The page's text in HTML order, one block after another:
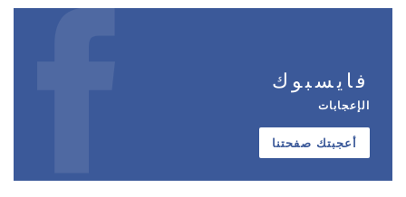
فايسبوك
الإعجابات
أعجبتك صفحتنا